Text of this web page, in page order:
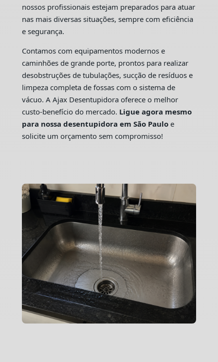
nossos profissionais estejam preparados para atuar
nas mais diversas situações, sempre com eficiência
e segurança.
Contamos com equipamentos modernos e
caminhões de grande porte, prontos para realizar
desobstruções de tubulações, sucção de resíduos e
limpeza completa de fossas com o sistema de
vácuo. A Ajax Desentupidora oferece o melhor
custo-benefício do mercado. Ligue agora mesmo
para nossa desentupidora em São Pauloe
solicite um orçamento sem compromisso!